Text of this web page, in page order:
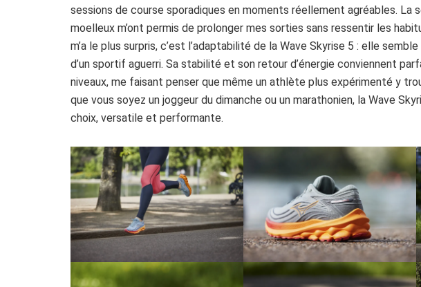
sessions de course sporadiques en moments réellement agréables.
moelleux m’ont permis de prolonger mes sorties sans ressentir les
m’a le plus surpris, c’est l’adaptabilité de la Wave Skyrise 5 : elle
d’un sportif aguerri. Sa stabilité et son retour d’énergie conviennent
niveaux, me faisant penser que même un athlète plus expérimenté y
que vous soyez un joggeur du dimanche ou un marathonien, la Wave
choix, versatile et performante.